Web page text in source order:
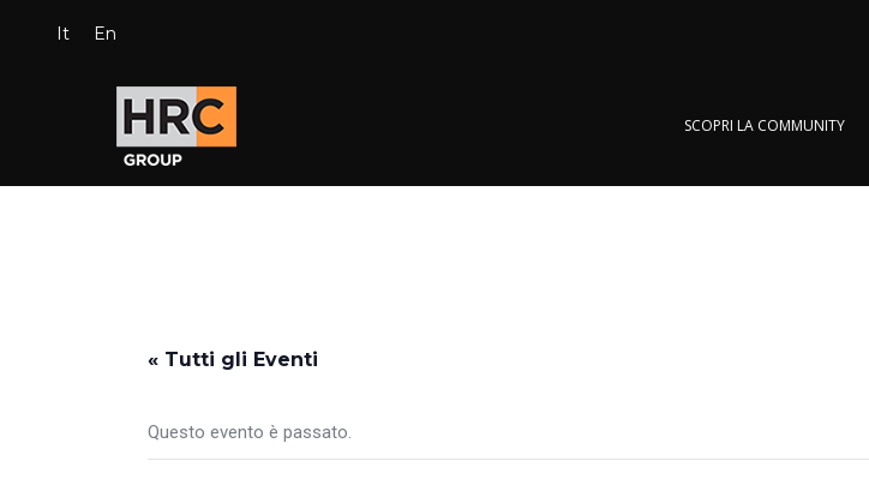
It En
SCOPRI LA COMMUNITY
« Tutti gli Eventi
Questo evento è passato.